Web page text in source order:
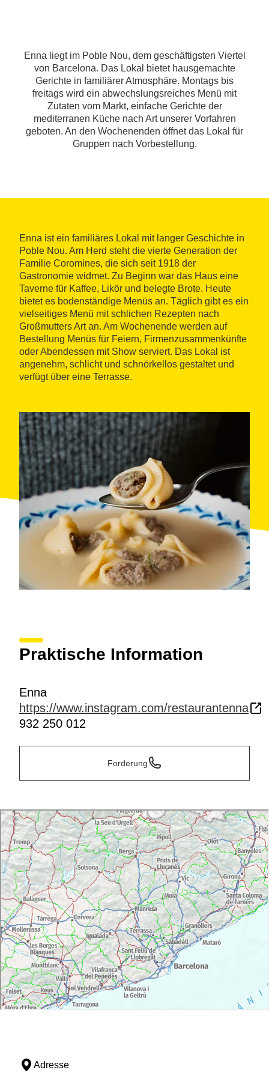
Enna liegt im Poble Nou, dem geschäftigsten Viertel
von Barcelona. Das Lokal bietet hausgemachte
Gerichte in familiärer Atmosphäre. Montags bis
freitags wird ein abwechslungsreiches Menü mit
Zutaten vom Markt, einfache Gerichte der
mediterranen Küche nach Art unserer Vorfahren
geboten. An den Wochenenden öffnet das Lokal für
Gruppen nach Vorbestellung.
Enna ist ein familiäres Lokal mit langer Geschichte in
Poble Nou. Am Herd steht die vierte Generation der
Familie Coromines, die sich seit 1918 der
Gastronomie widmet. Zu Beginn war das Haus eine
Taverne für Kaffee, Likör und belegte Brote. Heute
bietet es bodenständige Menüs an. Täglich gibt es ein
vielseitiges Menü mit schlichen Rezepten nach
Großmutters Art an. Am Wochenende werden auf
Bestellung Menüs für Feiern, Firmenzusammenkünfte
oder Abendessen mit Show serviert. Das Lokal ist
angenehm, schlicht und schnörkellos gestaltet und
verfügt über eine Terrasse.
Praktische Information
Enna
https://www.instagram.com/restaurantenna
932 250 012
Forderung
Adresse